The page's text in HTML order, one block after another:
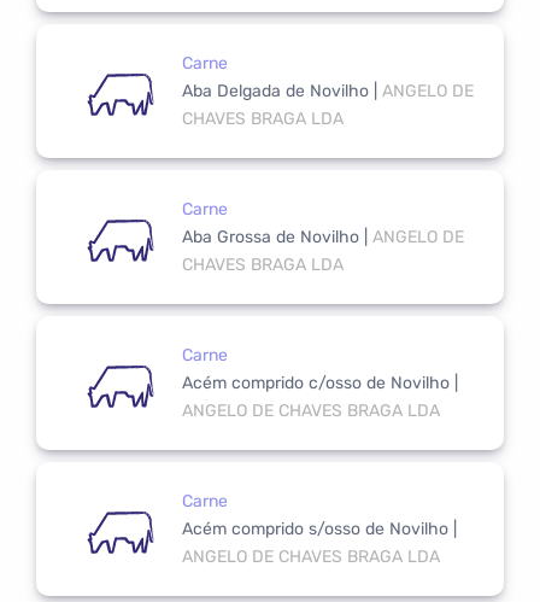
Carne
Aba Delgada de Novilho
ANGELO DE
CHAVES BRAGA LDA
Carne
Aba Grossa de Novilho
ANGELO DE
CHAVES BRAGA LDA
Carne
Acém comprido c/osso de Novilho
ANGELO DE CHAVES BRAGA LDA
Carne
Acém comprido s/osso de Novilho
ANGELO DE CHAVES BRAGA LDA